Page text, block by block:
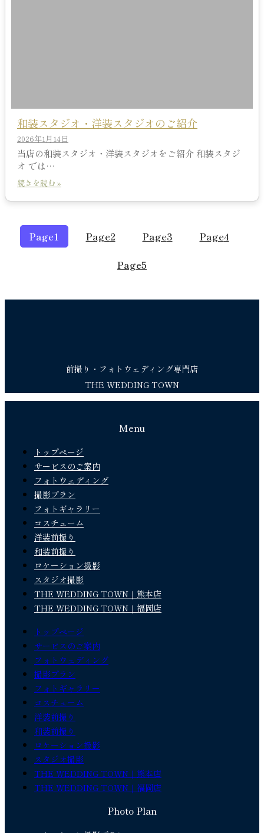
和装スタジオ・洋装スタジオのご紹介
2026年1月14日
当店の和装スタジオ・洋装スタジオをご紹介 和装スタジ
オ では…
続きを読む »
Page1 Page2 Page3 Page4
Page5
前撮り・フォトウェディング専門店
THE WEDDING TOWN
Menu
トップページ
サービスのご案内
フォトウェディング
撮影プラン
フォトギャラリー
コスチューム
洋装前撮り
和装前撮り
ロケーション撮影
スタジオ撮影
THE WEDDING TOWN｜熊本店
THE WEDDING TOWN｜福岡店
トップページ
サービスのご案内
フォトウェディング
撮影プラン
フォトギャラリー
コスチューム
洋装前撮り
和装前撮り
ロケーション撮影
スタジオ撮影
THE WEDDING TOWN｜熊本店
THE WEDDING TOWN｜福岡店
Photo Plan